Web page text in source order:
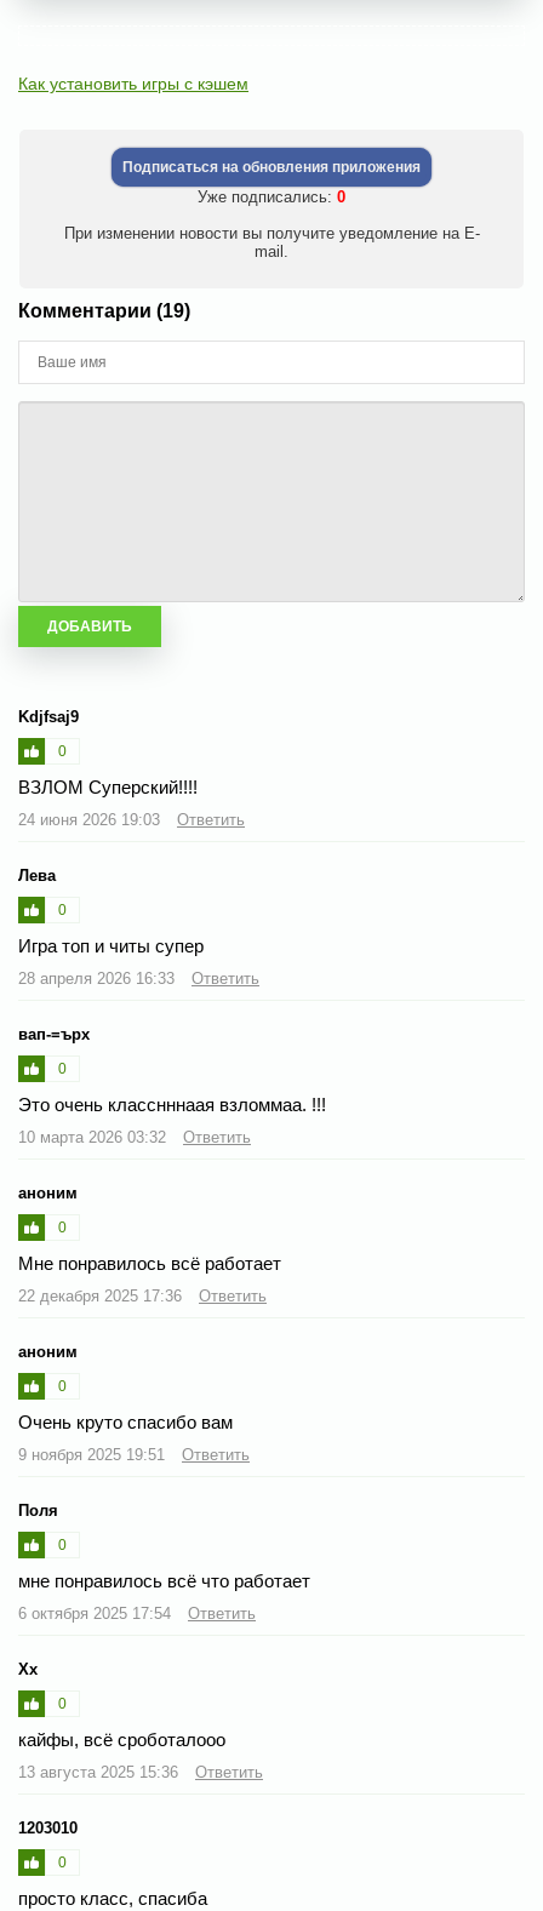
Как установить игры с кэшем
Подписаться на обновления приложения
Уже подписались: 0
При изменении новости вы получите уведомление на E-
mail.
Комментарии (19)
Kdjfsaj9
0
ВЗЛОМ Суперский!!!!
24 июня 2026 19:03 Ответить
Лева
0
Игра топ и читы супер
28 апреля 2026 16:33 Ответить
вап-=ърх
0
Это очень класснннаая взломмаа. !!!
10 марта 2026 03:32 Ответить
аноним
0
Мне понравилось всё работает
22 декабря 2025 17:36 Ответить
аноним
0
Очень круто спасибо вам
9 ноября 2025 19:51 Ответить
Поля
0
мне понравилось всё что работает
6 октября 2025 17:54 Ответить
Хх
0
кайфы, всё сроботалооо
13 августа 2025 15:36 Ответить
1203010
0
просто класс, спасиба